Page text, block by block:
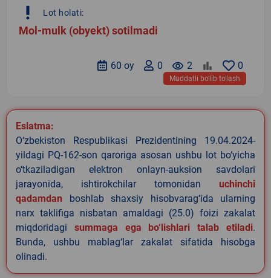
priority_high Lot holati:
Mol-mulk (obyekt) sotilmadi
0
remove_red_eye 2
0
60 oy
Muddatli bo‘lib to‘lash
Eslatma:
O‘zbekiston Respublikasi Prezidentining 19.04.2024-
yildagi PQ-162-son qaroriga asosan ushbu lot bo‘yicha
o‘tkaziladigan elektron onlayn-auksion savdolari
jarayonida, ishtirokchilar tomonidan uchinchi
qadamdan boshlab shaxsiy hisobvarag‘ida ularning
narx taklifiga nisbatan amaldagi (25.0) foizi zakalat
miqdoridagi summaga ega bo‘lishlari talab etiladi.
Bunda, ushbu mablag‘lar zakalat sifatida hisobga
olinadi.